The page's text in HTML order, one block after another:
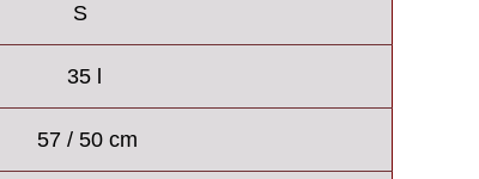
S
35 l
57 / 50 cm